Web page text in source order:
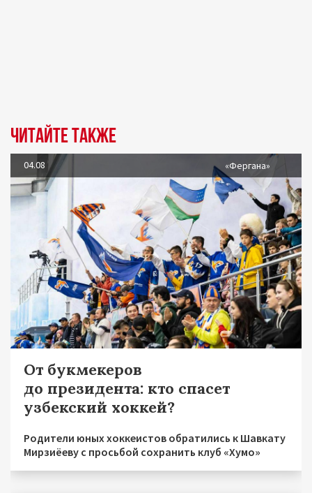
Читайте также
04.08 «Фергана»
От букмекеров
до президента: кто спасет
узбекский хоккей?
Родители юных хоккеистов обратились к Шавкату
Мирзиёеву с просьбой сохранить клуб «Хумо»